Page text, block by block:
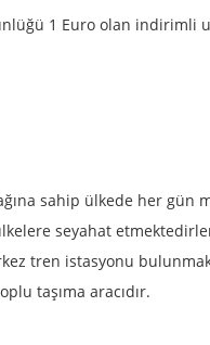
1 Euro olan indirimli
sahip ülkede her gün
seyahat
tren istasyonu
taşıma aracıdır.